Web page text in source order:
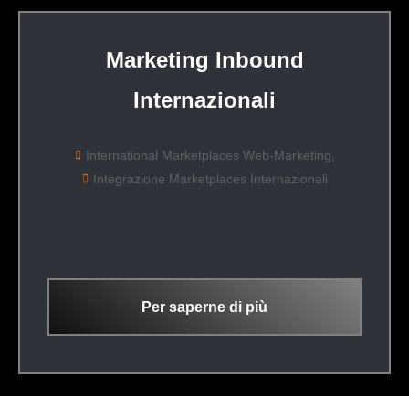
Marketing Inbound
Internazionali
International Marketplaces Web-Marketing,
Integrazione Marketplaces Internazionali
Per saperne di più